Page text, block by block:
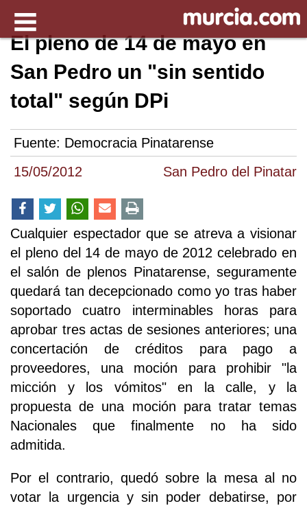
15/05/2012 San Pedro del Pinatar
El pleno de 14 de mayo en
San Pedro un "sin sentido
total" según DPi
Fuente: Democracia Pinatarense
Cualquier espectador que se atreva a visionar
el pleno del 14 de mayo de 2012 celebrado en
el salón de plenos Pinatarense, seguramente
quedará tan decepcionado como yo tras haber
soportado cuatro interminables horas para
aprobar tres actas de sesiones anteriores; una
concertación de créditos para pago a
proveedores, una moción para prohibir "la
micción y los vómitos" en la calle, y la
propuesta de una moción para tratar temas
Nacionales que finalmente no ha sido
admitida.
Por el contrario, quedó sobre la mesa al no
votar la urgencia y sin poder debatirse, por